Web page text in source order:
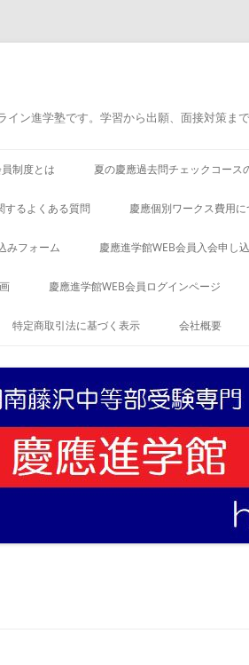
ン進学塾です。学習から出願、面接対策ま
制度とは 夏の慶應過去問チェックコース
するよくある質問 慶應個別ワークス費用に
みフォーム 慶應進学館WEB会員入会申し
慶應進学館WEB会員ログインページ
特定商取引法に基づく表示 会社概要